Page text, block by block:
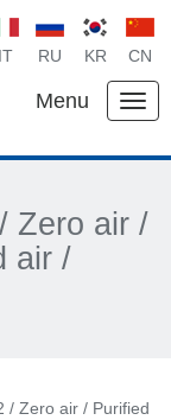
IT RU KR CN
Menu
Zero air /
air /
/ Zero air / Purified